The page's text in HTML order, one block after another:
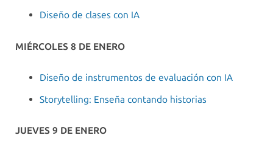
Diseño de clases con IA
MIÉRCOLES 8 DE ENERO
Diseño de instrumentos de evaluación con IA
Storytelling: Enseña contando historias
JUEVES 9 DE ENERO